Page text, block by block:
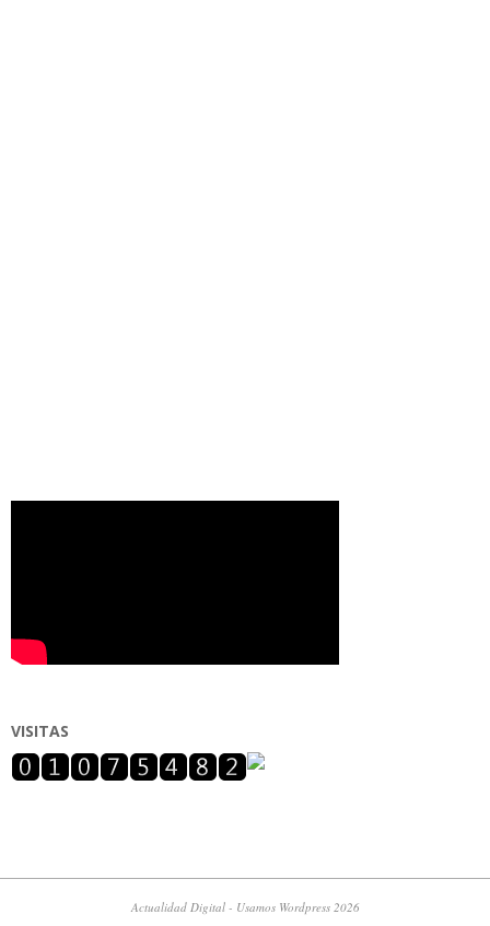
VISITAS
Actualidad Digital - Usamos Wordpress 2026